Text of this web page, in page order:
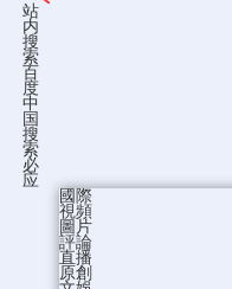
站
内
搜
索
百
度
中
国
搜
索
必
应
國際
視頻
圖片
評論
直播
原創